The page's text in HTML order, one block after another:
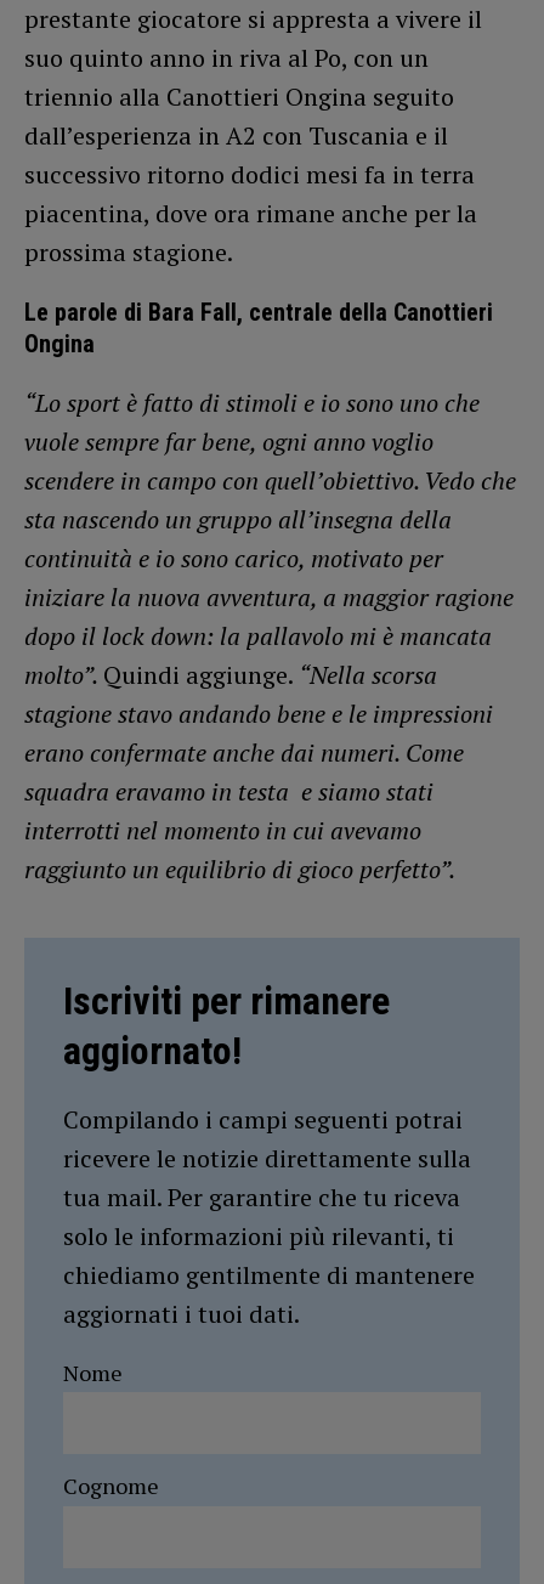
prestante giocatore si appresta a vivere il
suo quinto anno in riva al Po, con un
triennio alla Canottieri Ongina seguito
dall’esperienza in A2 con Tuscania e il
successivo ritorno dodici mesi fa in terra
piacentina, dove ora rimane anche per la
prossima stagione.
Le parole di Bara Fall, centrale della Canottieri
Ongina
“Lo sport è fatto di stimoli e io sono uno che
vuole sempre far bene, ogni anno voglio
scendere in campo con quell’obiettivo. Vedo che
sta nascendo un gruppo all’insegna della
continuità e io sono carico, motivato per
iniziare la nuova avventura, a maggior ragione
dopo il lock down: la pallavolo mi è mancata
molto”. Quindi aggiunge. “Nella scorsa
stagione stavo andando bene e le impressioni
erano confermate anche dai numeri. Come
squadra eravamo in testa e siamo stati
interrotti nel momento in cui avevamo
raggiunto un equilibrio di gioco perfetto”.
Iscriviti per rimanere
aggiornato!
Compilando i campi seguenti potrai
ricevere le notizie direttamente sulla
tua mail. Per garantire che tu riceva
solo le informazioni più rilevanti, ti
chiediamo gentilmente di mantenere
aggiornati i tuoi dati.
Nome
Cognome